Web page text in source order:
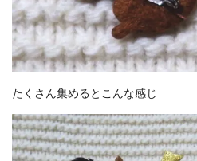
たくさん集めるとこんな感じ